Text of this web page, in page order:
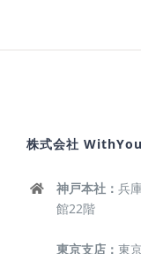
株式会社 WithYou
神戸本社： 兵
館22階
東京支店： 東